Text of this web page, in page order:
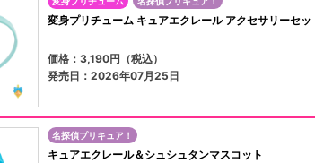
変身プリチューム キュアエクレール アクセサリーセッ
価格：3,190円（税込）
発売日：2026年07月25日
名探偵プリキュア！
キュアエクレール＆シュシュタンマスコット